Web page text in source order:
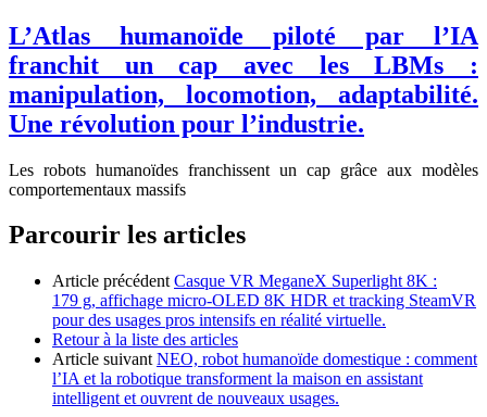
L’Atlas humanoïde piloté par l’IA
franchit un cap avec les LBMs :
manipulation, locomotion, adaptabilité.
Une révolution pour l’industrie.
Les robots humanoïdes franchissent un cap grâce aux modèles
comportementaux massifs
Parcourir les articles
Article précédent Casque VR MeganeX Superlight 8K :
179 g, affichage micro‑OLED 8K HDR et tracking SteamVR
pour des usages pros intensifs en réalité virtuelle.
Retour à la liste des articles
Article suivant NEO, robot humanoïde domestique : comment
l’IA et la robotique transforment la maison en assistant
intelligent et ouvrent de nouveaux usages.